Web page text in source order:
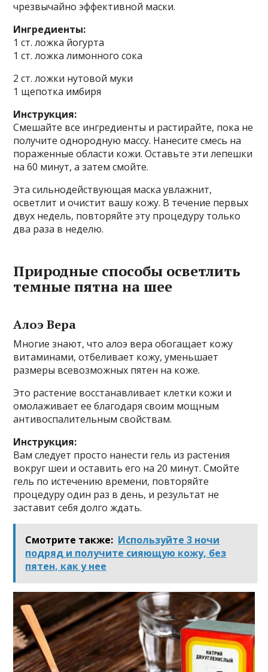
чрезвычайно эффективной маски.
Ингредиенты:
1 ст. ложка йогурта
1 ст. ложка лимонного сока
2 ст. ложки нутовой муки
1 щепотка имбиря
Инструкция:
Смешайте все ингредиенты и растирайте, пока не
получите однородную массу. Нанесите смесь на
пораженные области кожи. Оставьте эти лепешки
на 60 минут, а затем смойте.
Эта сильнодействующая маска увлажнит,
осветлит и очистит вашу кожу. В течение первых
двух недель, повторяйте эту процедуру только
два раза в неделю.
Природные способы осветлить
темные пятна на шее
Алоэ Вера
Многие знают, что алоэ вера обогащает кожу
витаминами, отбеливает кожу, уменьшает
размеры всевозможных пятен на коже.
Это растение восстанавливает клетки кожи и
омолаживает ее благодаря своим мощным
антивоспалительным свойствам.
Инструкция:
Вам следует просто нанести гель из растения
вокруг шеи и оставить его на 20 минут. Смойте
гель по истечению времени, повторяйте
процедуру один раз в день, и результат не
заставит себя долго ждать.
Смотрите также: Используйте 3 ночи
подряд и получите сияющую кожу, без
пятен, как у нее